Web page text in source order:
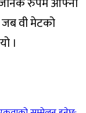
जब वी मेटको
।